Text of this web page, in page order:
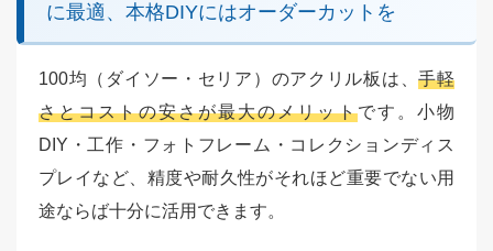
に最適、本格DIYにはオーダーカットを
100均（ダイソー・セリア）のアクリル板は、手軽
さとコストの安さが最大のメリットです。小物
DIY・工作・フォトフレーム・コレクションディス
プレイなど、精度や耐久性がそれほど重要でない用
途ならば十分に活用できます。